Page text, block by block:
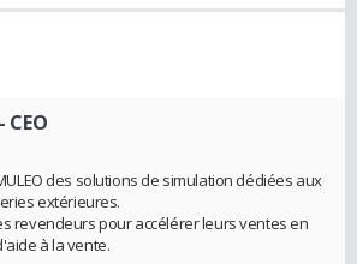
- CEO
des solutions de simulation dédiées aux
extérieures.
revendeurs pour accélérer leurs ventes en
à la vente.